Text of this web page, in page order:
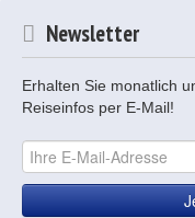
Newsletter
Erhalten Sie monatlich
Reiseinfos per E-Mail!